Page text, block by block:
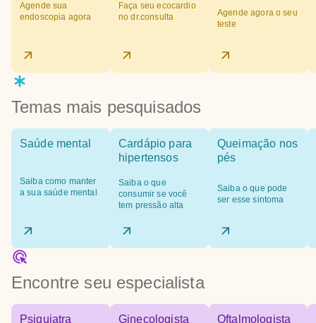
Agende sua
endoscopia agora
Faça seu ecocardio
no dr.consulta
Agende agora o seu
teste
Temas mais pesquisados
Saúde mental
Saiba como manter
a sua saúde mental
Cardápio para
hipertensos
Saiba o que
consumir se você
tem pressão alta
Queimação nos
pés
Saiba o que pode
ser esse sintoma
Encontre seu especialista
Psiquiatra Ginecologista Oftalmologista